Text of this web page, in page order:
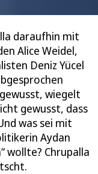
daraufhin mit
Alice Weidel,
Deniz Yücel
wiegelt
gewusst, dass
was sei mit
Aydan
wollte? Chrupalla